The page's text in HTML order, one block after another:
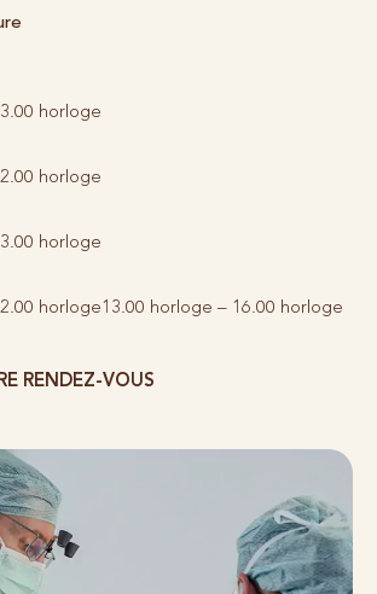
horloge
horloge
horloge
horloge13.00 horloge – 16.00 horloge
RENDEZ-VOUS